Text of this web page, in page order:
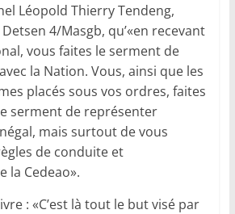
Léopold Thierry Tendeng,
4/Masgb, qu’«en recevant
vous faites le serment de
la Nation. Vous, ainsi que les
placés sous vos ordres, faites
serment de représenter
mais surtout de vous
de conduite et
la Cedeao».
: «C’est là tout le but visé par